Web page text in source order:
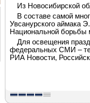
Из Новосибирской
В составе самой
Увсанурского аймака
Национальной
Для освещения
федеральных СМИ –
РИА Новости,